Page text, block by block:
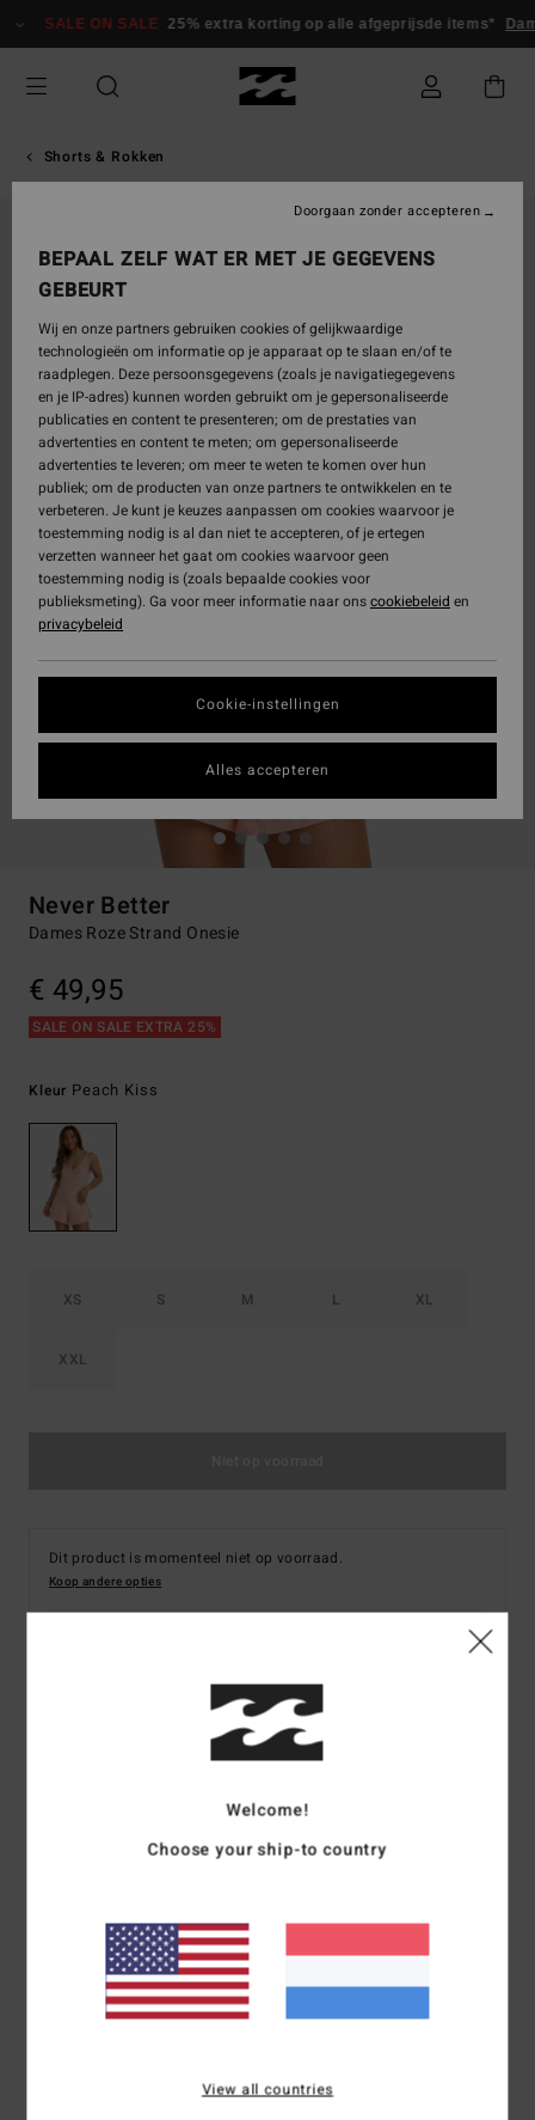
naar
SALE ON SALE 25% extra korting op alle afgeprijsde items*
Shorts & Rokken
Never Better
Dames Roze Strand Onesie
€ 49,95
SALE ON SALE EXTRA 25%
Kleur Peach Kiss
XS S M L XL
XXL
Dit product is momenteel niet op voorraad.
Koop andere opties
Details & functies
Dames Roze Strand Onesie
mix van polyester en katoen
Halslijn:V-hals
Bandjes:vaste bandjes
Sluiting:vaste sluiting
Welcome!
Choose your ship-to country
View all countries
BEPAAL ZELF WAT ER MET JE GEGEVENS
GEBEURT
Wij en onze partners gebruiken cookies of gelijkwaardige
technologieën om informatie op je apparaat op te slaan en/of te
raadplegen. Deze persoonsgegevens (zoals je navigatiegegevens
en je IP-adres) kunnen worden gebruikt om je gepersonaliseerde
publicaties en content te presenteren; om de prestaties van
advertenties en content te meten; om gepersonaliseerde
advertenties te leveren; om meer te weten te komen over hun
publiek; om de producten van onze partners te ontwikkelen en te
verbeteren. Je kunt je keuzes aanpassen om cookies waarvoor je
toestemming nodig is al dan niet te accepteren, of je ertegen
verzetten wanneer het gaat om cookies waarvoor geen
toestemming nodig is (zoals bepaalde cookies voor
publieksmeting). Ga voor meer informatie naar onscookiebeleid en
privacybeleid
Cookie-instellingen
Doorgaan zonder accepteren
Alles accepteren